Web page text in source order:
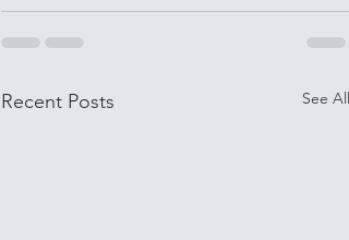
Recent Posts See All